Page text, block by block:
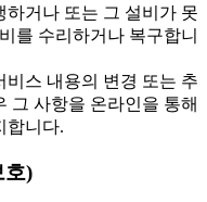
하거나 또는 그 설비가 못
를 수리하거나 복구합니
스 내용의 변경 또는 추
그 사항을 온라인을 통해
합니다.
호)